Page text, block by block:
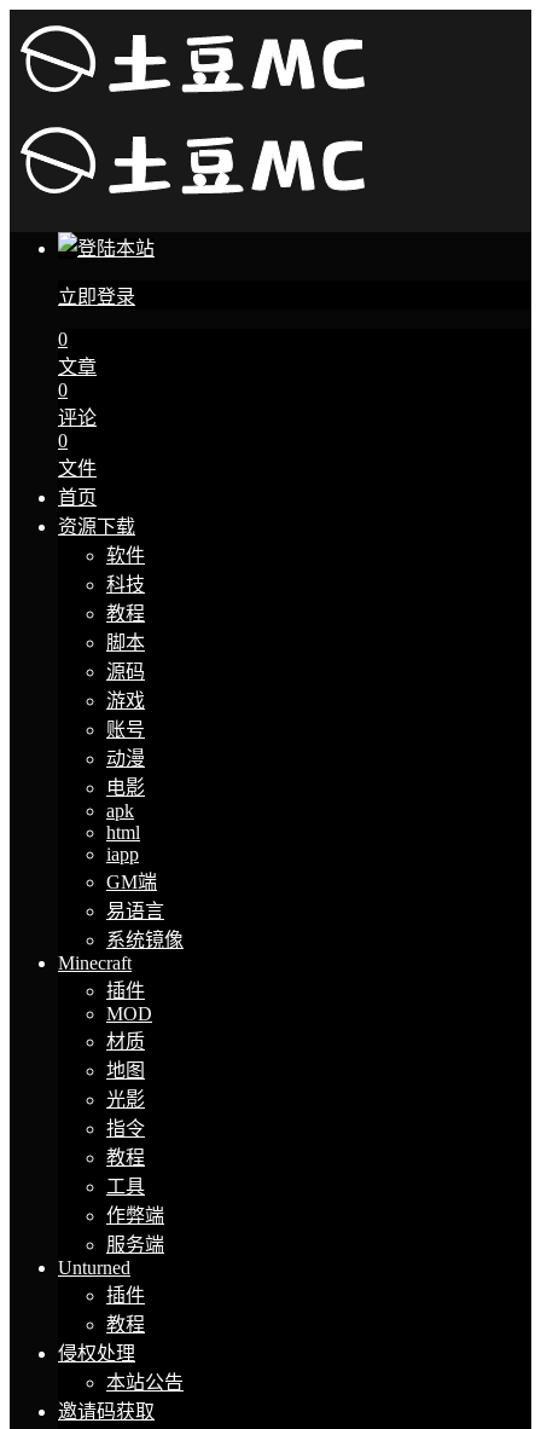
立即登录
0
文章
0
评论
0
文件
首页
资源下载
软件
科技
教程
脚本
源码
游戏
账号
动漫
电影
apk
html
iapp
GM端
易语言
系统镜像
Minecraft
插件
MOD
材质
地图
光影
指令
教程
工具
作弊端
服务端
Unturned
插件
教程
侵权处理
本站公告
邀请码获取